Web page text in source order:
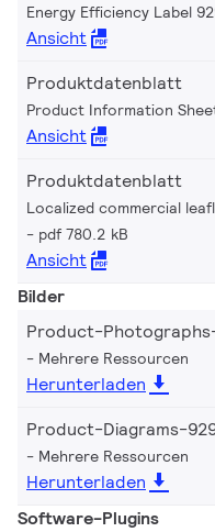
Energy Efficiency Label
Ansicht
Produktdatenblatt
Product Information
Ansicht
Produktdatenblatt
Localized commercial
pdf 780.2 kB
Ansicht
Bilder
Product-
Mehrere Ressourcen
Herunterladen
Product-Diagrams-
Mehrere Ressourcen
Herunterladen
Software-Plugins